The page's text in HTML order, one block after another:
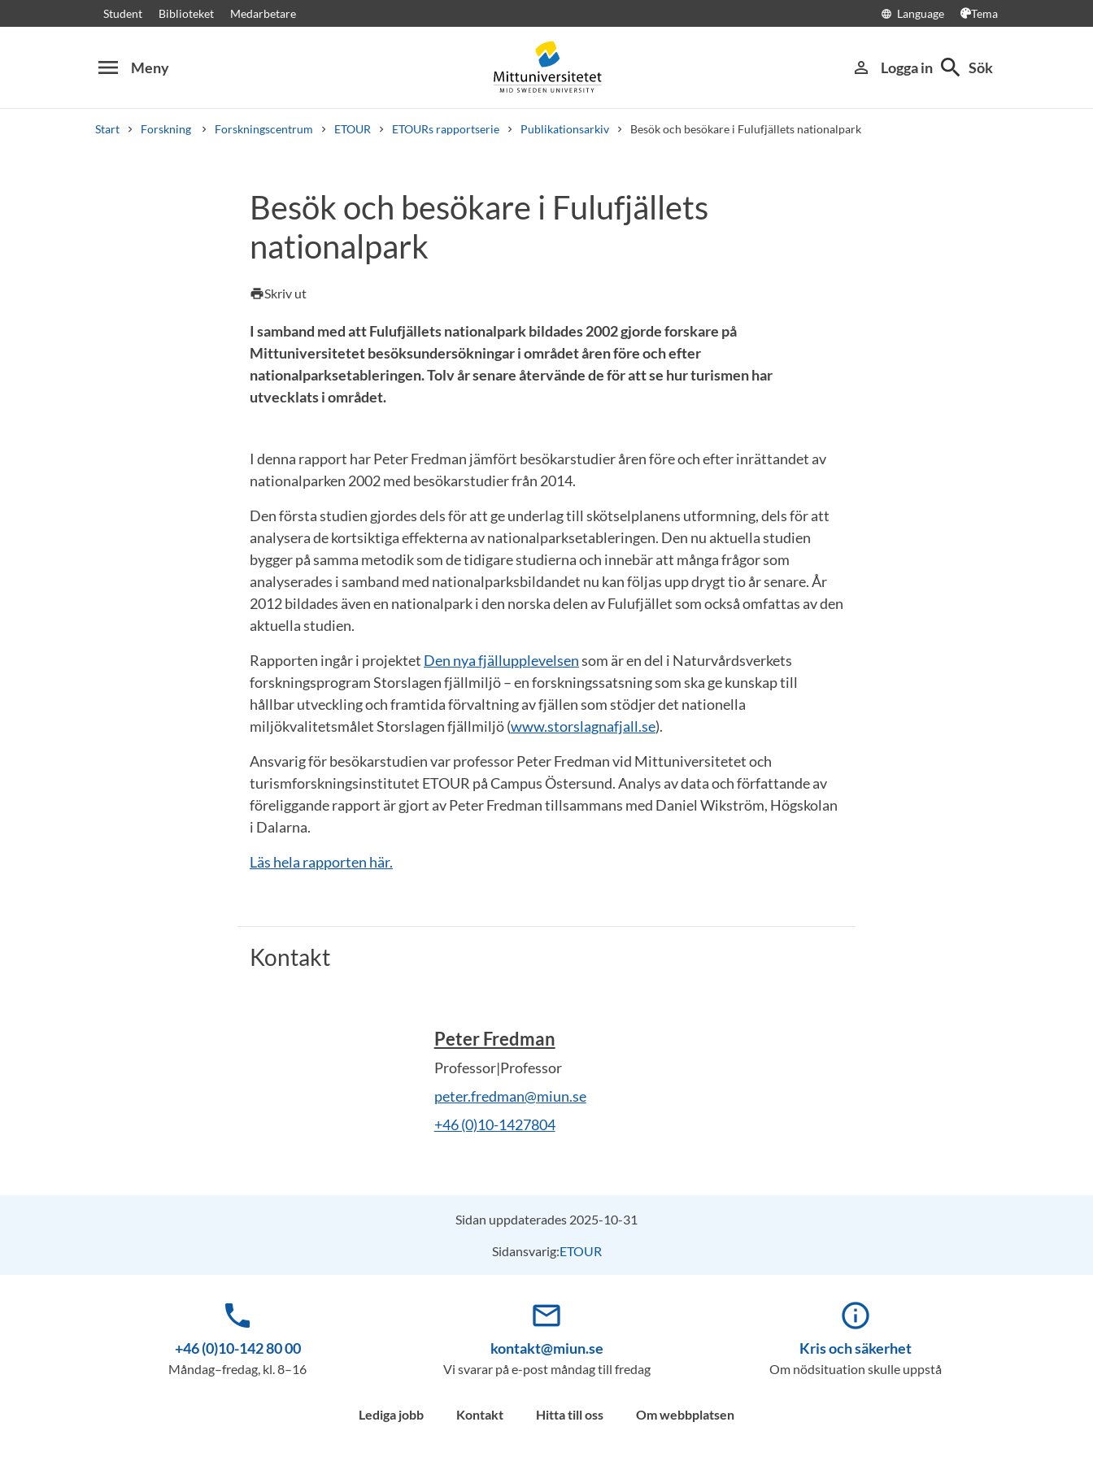
Student Biblioteket Medarbetare language Language Tema
menu Meny person_outline Logga in search Sök
Start Forskning Forskningscentrum ETOUR ETOURs rapportserie Publikationsarkiv Besök och besökare i Fulufjällets nationalpark
KursplanerVälkomstbrev PersonalLediga jobb
Besök och besökare i Fulufjällets
nationalpark
printSkriv ut
I samband med att Fulufjällets nationalpark bildades 2002 gjorde forskare på
Mittuniversitetet besöksundersökningar i området åren före och efter
nationalparksetableringen. Tolv år senare återvände de för att se hur turismen har
utvecklats i området.
I denna rapport har Peter Fredman jämfört besökarstudier åren före och efter inrättandet av
nationalparken 2002 med besökarstudier från 2014.
Den första studien gjordes dels för att ge underlag till skötselplanens utformning, dels för att
analysera de kortsiktiga effekterna av nationalparksetableringen. Den nu aktuella studien
bygger på samma metodik som de tidigare studierna och innebär att många frågor som
analyserades i samband med nationalparksbildandet nu kan följas upp drygt tio år senare. År
2012 bildades även en nationalpark i den norska delen av Fulufjället som också omfattas av den
aktuella studien.
Rapporten ingår i projektet Den nya fjällupplevelsensom är en del i Naturvårdsverkets
forskningsprogram Storslagen fjällmiljö – en forskningssatsning som ska ge kunskap till
hållbar utveckling och framtida förvaltning av fjällen som stödjer det nationella
miljökvalitetsmålet Storslagen fjällmiljö (www.storslagnafjall.se).
Ansvarig för besökarstudien var professor Peter Fredman vid Mittuniversitetet och
turismforskningsinstitutet ETOUR på Campus Östersund. Analys av data och författande av
föreliggande rapport är gjort av Peter Fredman tillsammans med Daniel Wikström, Högskolan
i Dalarna.
Läs hela rapporten här.
Kontakt
Peter Fredman
Professor|Professor
peter.fredman@miun.se
+46 (0)10-1427804
Sidan uppdaterades 2025-10-31
Sidansvarig:ETOUR
phone
+46 (0)10-142 80 00
Måndag–fredag, kl. 8–16
mail_outline
kontakt@miun.se
Vi svarar på e-post måndag till fredag
info_outline
Kris och säkerhet
Om nödsituation skulle uppstå
Lediga jobb Kontakt Hitta till oss Om webbplatsen